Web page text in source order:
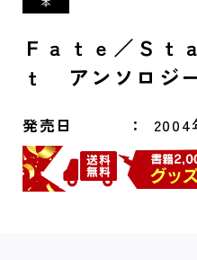
Ｆａｔｅ／Ｓ
ｔ アンソロジ
発売日 2004